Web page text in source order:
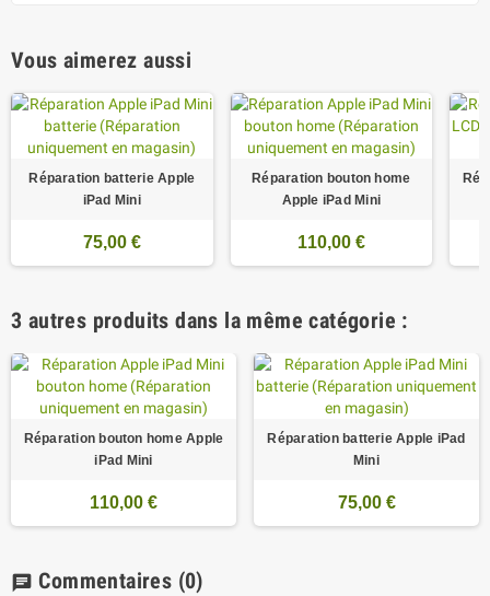
Vous aimerez aussi
Réparation batterie Apple
iPad Mini
75,00 €
Réparation bouton home
Apple iPad Mini
110,00 €
3 autres produits dans la même catégorie :
Réparation bouton home Apple
iPad Mini
110,00 €
Réparation batterie Apple iPad
Mini
75,00 €
chat Commentaires (0)